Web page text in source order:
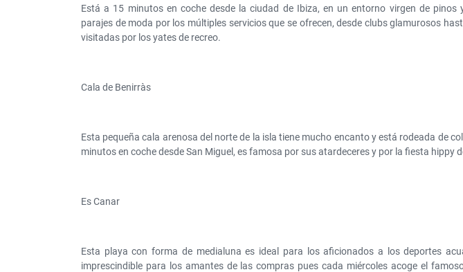
Está a 15 minutos en coche desde la ciudad de Ibiza, en un entorno virgen de pinos
parajes de moda por los múltiples servicios que se ofrecen, desde clubs glamurosos
visitadas por los yates de recreo.
Cala de Benirràs
Esta pequeña cala arenosa del norte de la isla tiene mucho encanto y está rodeada de
minutos en coche desde San Miguel, es famosa por sus atardeceres y por la fiesta hippy
Es Canar
Esta playa con forma de medialuna es ideal para los aficionados a los deportes
imprescindible para los amantes de las compras pues cada miércoles acoge el